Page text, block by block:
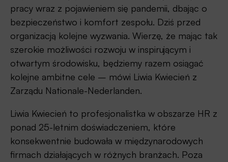
pracy wraz z pojawieniem się pandemii, dbając o
bezpieczeństwo i komfort zespołu. Dziś przed
organizacją kolejne wyzwania. Wierzę, że mając tak
szerokie możliwości rozwoju w inspirującym i
otwartym środowisku, będziemy razem osiągać
kolejne ambitne cele – mówi Liwia Kwiecień z
Zarządu Nationale-Nederlanden.
Liwia Kwiecień to profesjonalistka w obszarze HR z
ponad 25-letnim doświadczeniem, które
konsekwentnie budowała w międzynarodowych
firmach działających w różnych branżach. Poza